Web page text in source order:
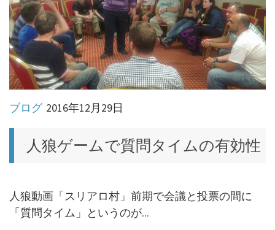
初心者にもわかる人狼ゲーム
まず初めに覚える人狼基本用語５
吊り回数（縄数）
役職（基本役職）
役職（基本役職）
ブログ
ワンナイト人狼
ブログ 2016年12月29日
人狼ゲームで質問タイムの有効性
人狼動画「スリアロ村」前期で会議と投票の間に
「質問タイム」というのが...